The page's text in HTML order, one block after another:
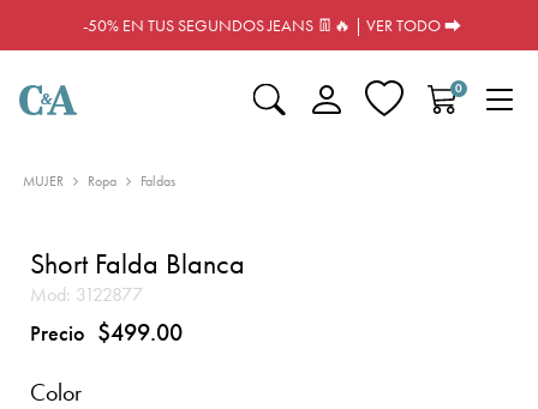
-50% EN TUS SEGUNDOS JEANS 👖🔥 | VER TODO ⮕
0
MUJER Ropa Faldas
Short Falda Blanca
Mod: 3122877
Precio $499.00
Color